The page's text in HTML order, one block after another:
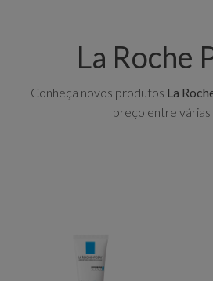
La Roche
Conheça novos produtos La
preço entre várias